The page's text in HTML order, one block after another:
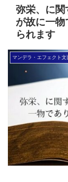
弥栄、に
が故に一
られます
マンデラ・エフェクト